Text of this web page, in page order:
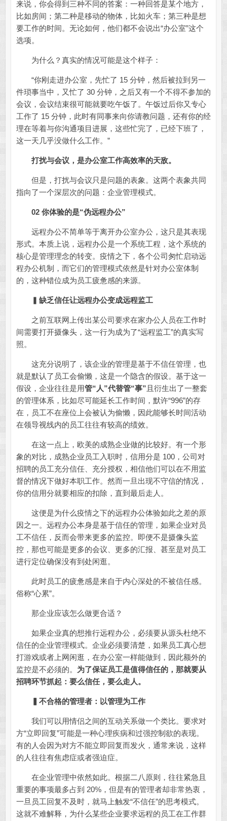
来说，你会得到三种不同的答案：一种回答是某个地方，
比如房间；第二种是移动的物体，比如火车；第三种是想
要工作的时间。无论如何，他们都不会说出“办公室”这个
选项。
为什么？真实的情况可能是这个样子：
“你刚走进办公室，先忙了 15 分钟，然后被拉到另一
件琐事当中，又忙了 30 分钟，之后又有一个不得不参加的
会议，会议结束很可能就要吃午饭了。午饭过后你又专心
工作了 15 分钟，此时有同事来向你请教问题，还有你的经
理在等着与你沟通项目进展，这些忙完了，已经下班了，
这一天几乎没做什么工作。”
打扰与会议，是办公室工作高效率的天敌。
但是，打扰与会议只是问题的表象。这两个表象共同
指向了一个深层次的问题：企业管理模式。
02 你体验的是“伪远程办公”
远程办公不简单等于离开办公室办公，这只是其表现
形式。本质上说，远程办公是一个系统工程，这个系统的
核心是管理理念的转变。疫情之下，各个公司匆忙启动远
程办公机制，而它们的管理模式依然是针对办公室体制
的，这种错位成为员工疲惫感的来源。
▍ 缺乏信任让远程办公变成远程监工
之前互联网上传出某公司要求在家办公人员在工作时
间需要打开摄像头，这一行为成为了“远程监工”的真实写
照。
这充分说明了，该企业的管理是基于不信任管理，也
就是默认了员工会偷懒，这是一个隐含的假设。基于这一
假设，企业往往是用管“人”代替管“事” 且衍生出了一整套
的管理体系，比如尽可能延长工作时间，默许“996”的存
在，员工不在座位上会被认为偷懒，因此能够长时间活动
在领导视线内的员工往往有较高的绩效。
在这一点上，欧美的成熟企业做的比较好。有一个形
象的对比，成熟企业员工入职时，信用分是 100，公司对
招聘的员工充分信任、充分授权，相信他们可以在不用监
督的情况下做好本职工作。然而一旦出现不守信的情况，
你的信用分就要相应的扣除，直到最后走人。
这便是为什么疫情之下的远程办公体验如此之差的原
因之一。远程办公本身是基于信任的管理，如果企业对员
工不信任，反而会带来更多的监控。即便不是摄像头监
控，那也可能是更多的会议、更多的汇报、甚至是对员工
进行定位确保没有到处闲逛。
此时员工的疲惫感是来自于内心深处的不被信任感。
俗称“心累”。
那企业应该怎么做更合适？
如果企业真的想推行远程办公，必须要从源头杜绝不
信任的企业管理模式。企业必须要清楚，如果员工真心想
打游戏或者上网闲逛，在办公室一样能做到，因此额外的
监控是不必须的。 为了保证员工是值得信任的，那就要从
招聘环节抓起：要么信任，要么走人。
不合格的管理者：以管理为工作
我们可以用情侣之间的互动关系做一个类比。要求对
方“立即回复”可能是一种心理疾病和过强控制欲的表现。
有的人会因为对方不能立即回复而发火，通常来说，这样
的人往往有焦虑症或者强迫症。
在企业管理中依然如此。根据二八原则，往往紧急且
重要的事项最多占到 20%，但是有的管理者却非常热衷，
一旦员工回复不及时，就马上触发“不信任”的思考模式。
这就不难解释，为什么某些企业要求远程的员工在工作群